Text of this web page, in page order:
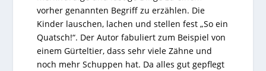
vorher genannten Begriff zu erzählen. Die
Kinder lauschen, lachen und stellen fest „So ein
Quatsch!“. Der Autor fabuliert zum Beispiel von
einem Gürteltier, dass sehr viele Zähne und
noch mehr Schuppen hat. Da alles gut gepflegt